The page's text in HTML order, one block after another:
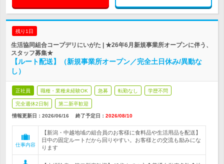
残り1日
生活協同組合コープデリにいがた | ★26年6月新規事業所オープンに伴う、
スタッフ募集★
【ルート配送】（新規事業所オープン／完全土日休み/異動な
し）
正社員 職種・業種未経験OK 急募 転勤なし 学歴不問
完全週休2日制 第二新卒歓迎
情報更新日：2026/06/16 終了予定日： 2026/08/10
仕事内容
【新潟・中越地域の組合員のお客様に食料品や生活用品を配送】
日中の固定ルートだから回りやすい。お客様との交流も励みにな
ります